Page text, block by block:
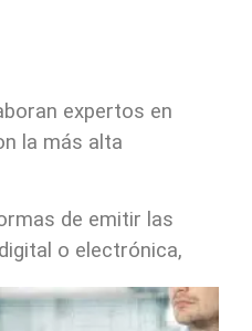
expertos en
la más alta
de emitir las
o electrónica,